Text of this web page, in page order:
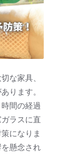
な家具、
ります。
間の経過
ラスに直
になりま
懸念され